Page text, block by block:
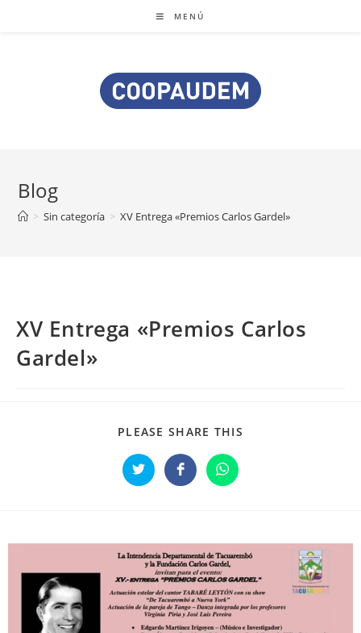
MENÚ
Blog
> Sin categoría > XV Entrega «Premios Carlos Gardel»
XV Entrega «Premios Carlos
Gardel»
PLEASE SHARE THIS